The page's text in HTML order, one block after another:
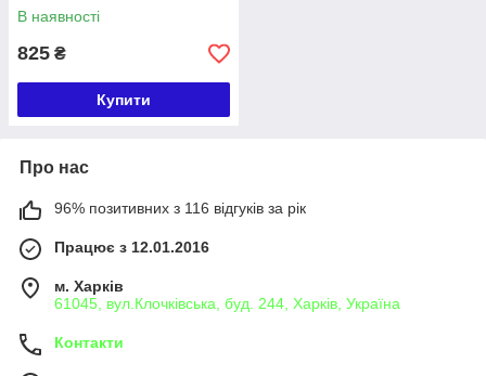
В наявності
825 ₴
Купити
Про нас
96% позитивних з 116 відгуків за рік
Працює з 12.01.2016
м. Харків
61045, вул.Клочківська, буд. 244, Харків, Україна
Контакти